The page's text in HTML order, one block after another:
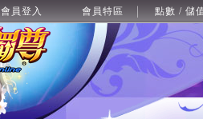
會員登入 會員特區 點數 / 儲